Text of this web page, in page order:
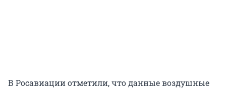
В Росавиации отметили, что данные воздушные